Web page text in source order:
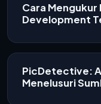
Cara
Development
PicDetective:
Menelusuri